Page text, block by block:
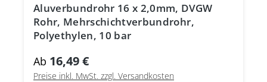
Aluverbundrohr 16 x 2,0mm, DVGW
Rohr, Mehrschichtverbundrohr,
Polyethylen, 10 bar
Ab 16,49 €
Preise inkl. MwSt. zzgl. Versandkosten